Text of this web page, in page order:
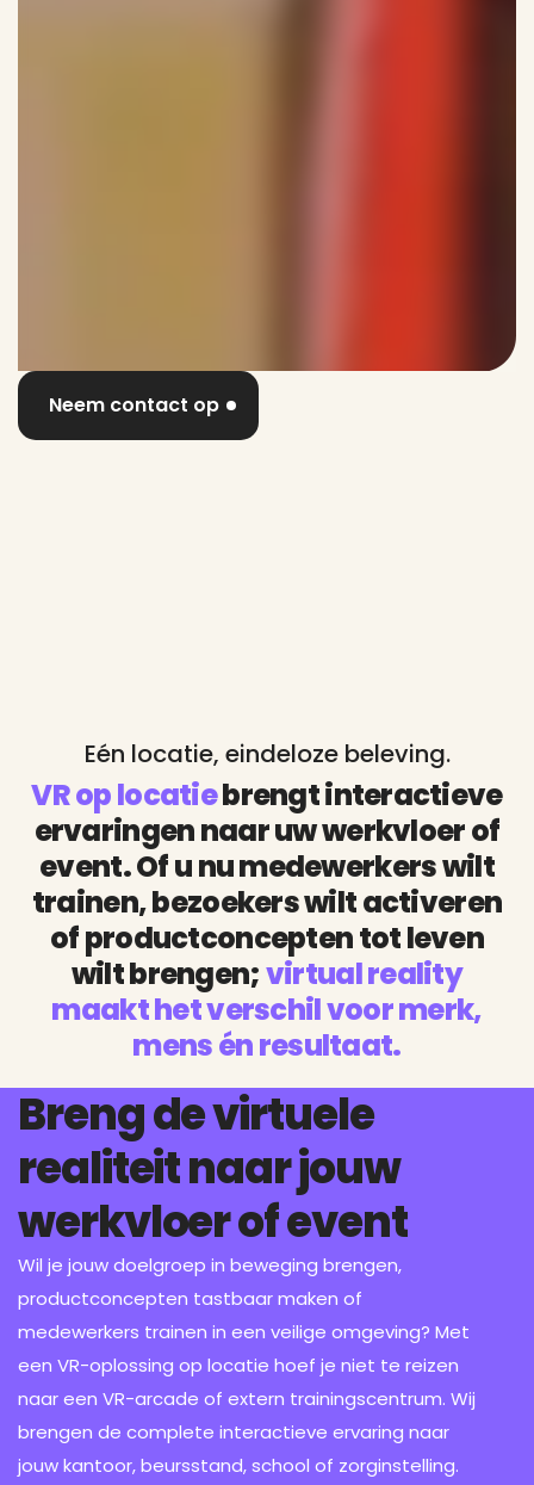
Neem contact op
Eén locatie, eindeloze beleving.
VR op locatiebrengt interactieve
ervaringen naar uw werkvloer of
event. Of u nu medewerkers wilt
trainen, bezoekers wilt activeren
of productconcepten tot leven
wilt brengen;virtual reality
maakt het verschil voor merk,
mens én resultaat.
Breng de virtuele
realiteit naar jouw
werkvloer of event
Wil je jouw doelgroep in beweging brengen,
productconcepten tastbaar maken of
medewerkers trainen in een veilige omgeving? Met
een VR-oplossing op locatie hoef je niet te reizen
naar een VR-arcade of extern trainingscentrum. Wij
brengen de complete interactieve ervaring naar
jouw kantoor, beursstand, school of zorginstelling.